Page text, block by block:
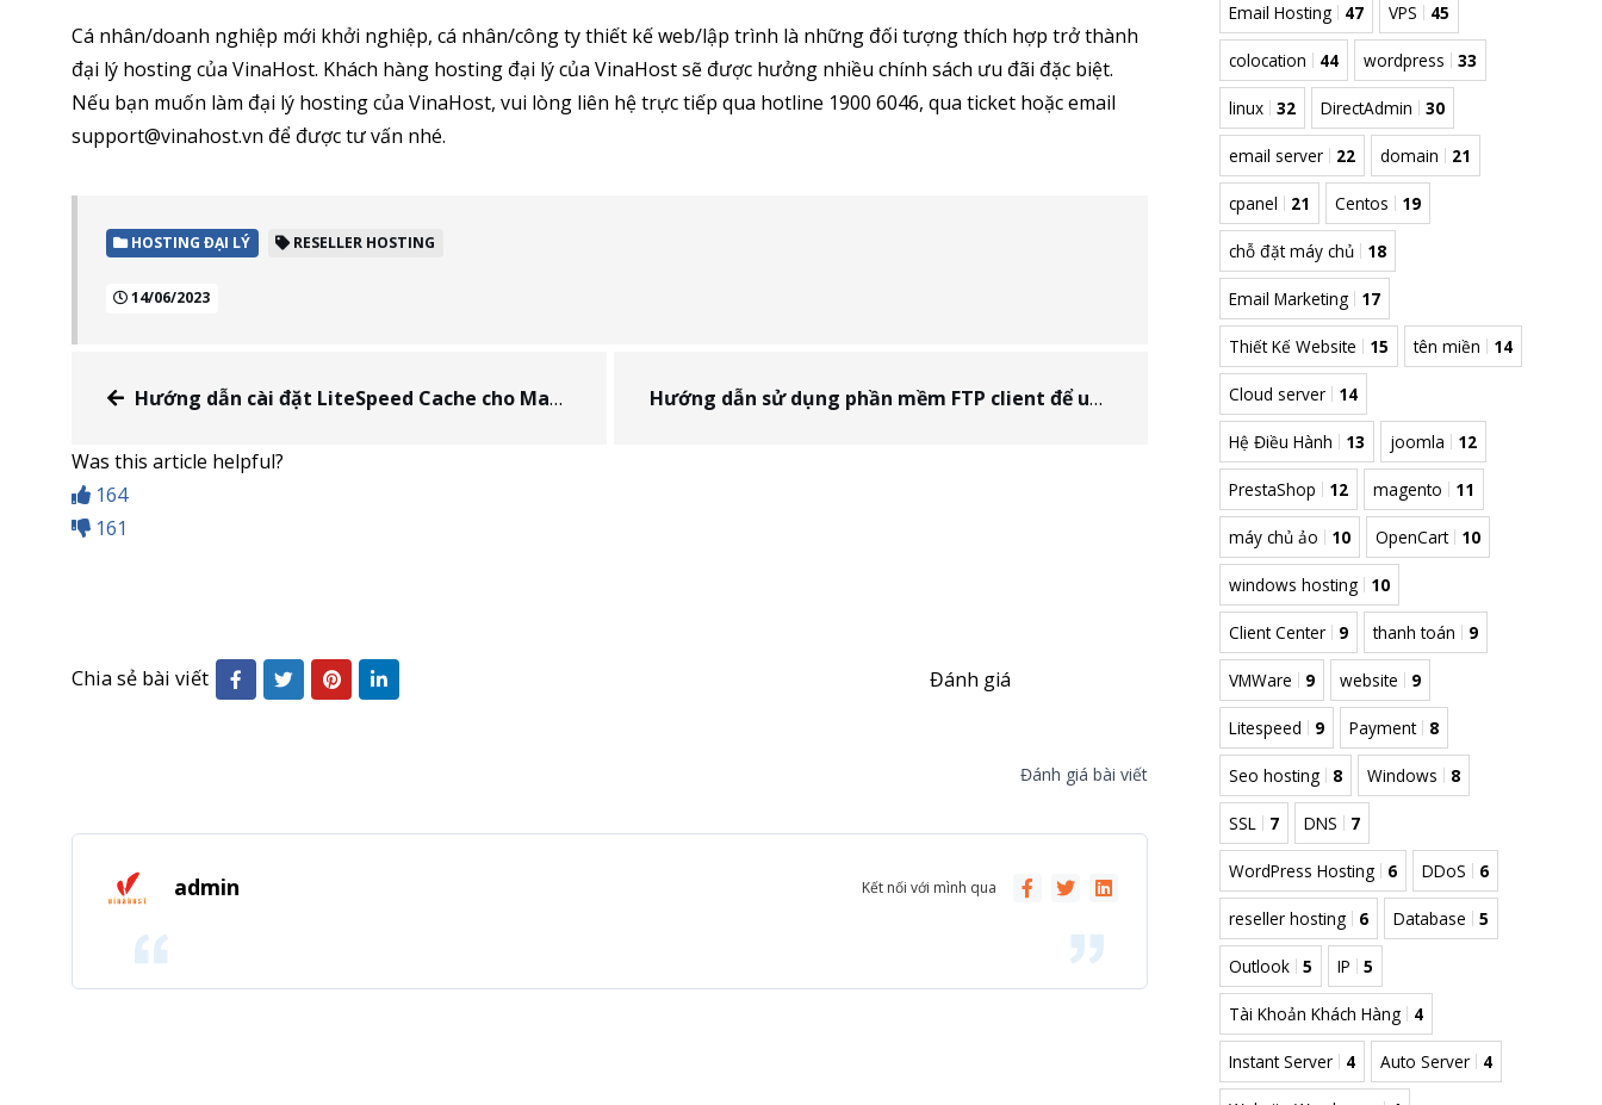
Cá nhân/doanh nghiệp mới khởi nghiệp, cá nhân/công ty thiết kế web/lập trình là những đối tượng thích hợp trở thành
đại lý hosting của VinaHost. Khách hàng hosting đại lý của VinaHost sẽ được hưởng nhiều chính sách ưu đãi đặc biệt.
Nếu bạn muốn làm đại lý hosting của VinaHost, vui lòng liên hệ trực tiếp qua hotline 1900 6046, qua ticket hoặc email
support@vinahost.vn để được tư vấn nhé.
HOSTING ĐẠI LÝ RESELLER HOSTING
14/06/2023
Hướng dẫn cài đặt LiteSpeed Cache cho Magento 2 Hướng dẫn sử dụng phần mềm FTP client để upload file lên máy chủ
Was this article helpful?
164
161
Chia sẻ bài viết Đánh giá
Đánh giá bài viết
admin Kết nối với mình qua
Email Hosting 47 VPS 45
colocation 44 wordpress 33
linux 32 DirectAdmin 30
email server 22 domain 21
cpanel 21 Centos 19
chỗ đặt máy chủ 18
Email Marketing 17
Thiết Kế Website 15 tên miền 14
Cloud server 14
Hệ Điều Hành 13 joomla 12
PrestaShop 12 magento 11
máy chủ ảo 10 OpenCart 10
windows hosting 10
Client Center 9 thanh toán 9
VMWare 9 website 9
Litespeed 9 Payment 8
Seo hosting 8 Windows 8
SSL 7 DNS 7
WordPress Hosting 6 DDoS 6
reseller hosting 6 Database 5
Outlook 5 IP 5
Tài Khoản Khách Hàng 4
Instant Server 4 Auto Server 4